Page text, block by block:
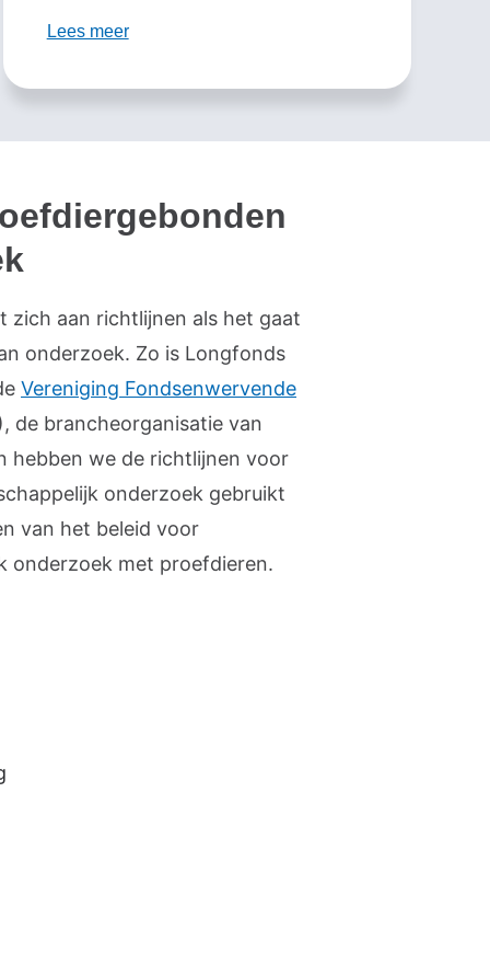
Lees meer
zich aan richtlijnen als het gaat
onderzoek. Zo is Longfonds
Vereniging Fondsenwervende
de brancheorganisatie van
hebben we de richtlijnen voor
onderzoek gebruikt
van het beleid voor
onderzoek met proefdieren.